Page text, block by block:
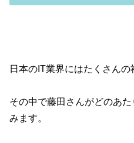
日本のIT業界にはたくさん
その中で藤田さんがどのあ
みます。